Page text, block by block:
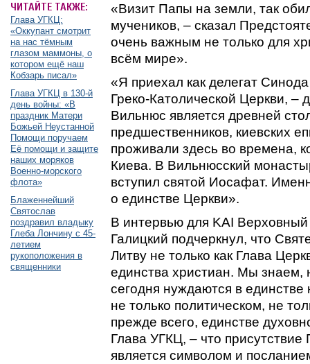
ЧИТАЙТЕ ТАКЖЕ:
Глава УГКЦ:
«Оккупант смотрит
на нас тёмным
глазом маммоны, о
котором ещё наш
Кобзарь писал»
Глава УГКЦ в 130-й
день войны: «В
праздник Матери
Божьей Неустанной
Помощи поручаем
Её помощи и защите
наших моряков
Военно-морского
флота»
Блаженнейший
Святослав
поздравил владыку
Глеба Лончину с 45-
летием
рукоположения в
священники
«Визит Папы на земли, так
мучеников, – сказал
очень важным не только для
всём мире».
«Я приехал как делегат
Греко-Католической Церкви, –
Вильнюс является древней
предшественников, киевских
проживали здесь во времена,
Киева. В Вильнюсский
вступил святой Иосафат.
о единстве Церкви».
В интервью для KAI
Галицкий подчеркнул, что
Литву не только как Глава
единства христиан. Мы знаем,
сегодня нуждаются в
не только политическом, не
прежде всего, единстве
Глава УГКЦ, – что
является символом и